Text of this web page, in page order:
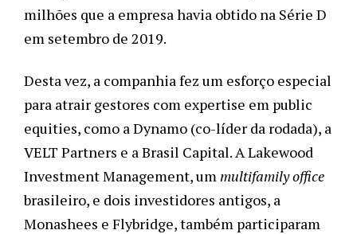
milhões que a empresa havia obtido na Série D
em setembro de 2019.
Desta vez, a companhia fez um esforço especial
para atrair gestores com expertise em public
equities, como a Dynamo (co-líder da rodada), a
VELT Partners e a Brasil Capital. A Lakewood
Investment Management, um multifamily office
brasileiro, e dois investidores antigos, a
Monashees e Flybridge, também participaram